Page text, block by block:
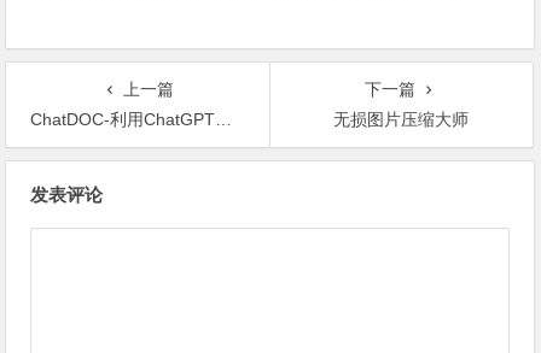
上一篇
ChatDOC-利用ChatGPT和文档对话
下一篇
无损图片压缩大师
发表评论